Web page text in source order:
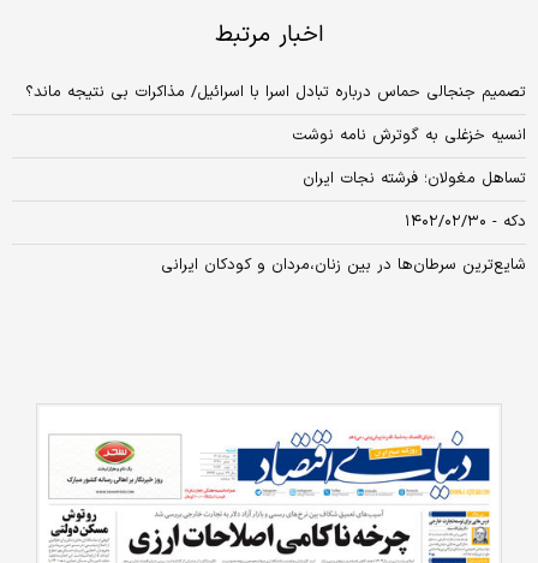
اخبار مرتبط
تصمیم جنجالی حماس درباره تبادل اسرا با اسرائیل/ مذاکرات بی نتیجه ماند؟
انسیه خزغلی به گوترش نامه نوشت
تساهل مغولان؛ فرشته نجات ایران
دکه - ۱۴۰۲/۰۲/۳۰
شایع‌ترین سرطان‌ها در بین زنان،مردان و کودکان ایرانی